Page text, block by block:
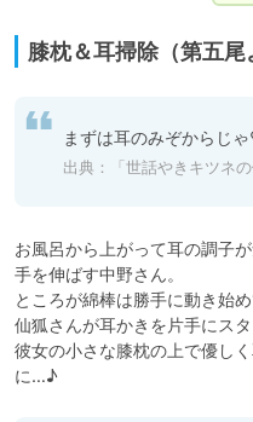
膝枕＆耳掃除（第五尾
まずは耳のみぞからじ
出典：「世話やきキツネ
お風呂から上がって耳の調子
手を伸ばす中野さん。
ところが綿棒は勝手に動き始
仙狐さんが耳かきを片手にスタ
彼女の小さな膝枕の上で優し
に…♪